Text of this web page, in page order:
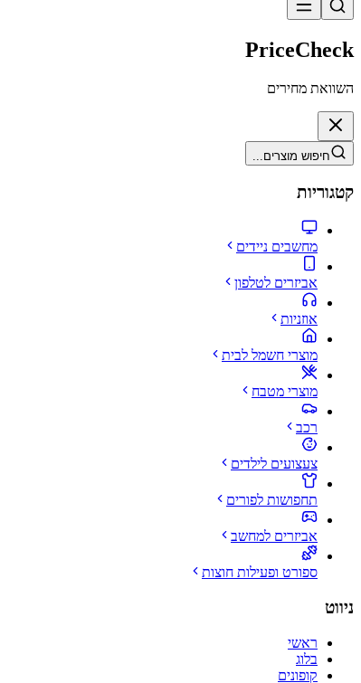
PriceCheck
השוואת מחירים
חיפוש מוצרים...
קטגוריות
מחשבים ניידים
אביזרים לטלפון
אוזניות
מוצרי חשמל לבית
מוצרי מטבח
רכב
צעצועים לילדים
תחפושות לפורים
אביזרים למחשב
ספורט ופעילות חוצות
ניווט
ראשי
בלוג
קופונים